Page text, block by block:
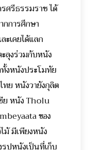
ศรีธรรมราช ได้
กการศึกษา
ะเคยได้แลก
ลุงร่วมกับหนัง
ทั้งหนังประโมทัย
ย หนังวายังกุลิต
ย หนัง Tholu
ของ
ม้ มีเพียงหนัง